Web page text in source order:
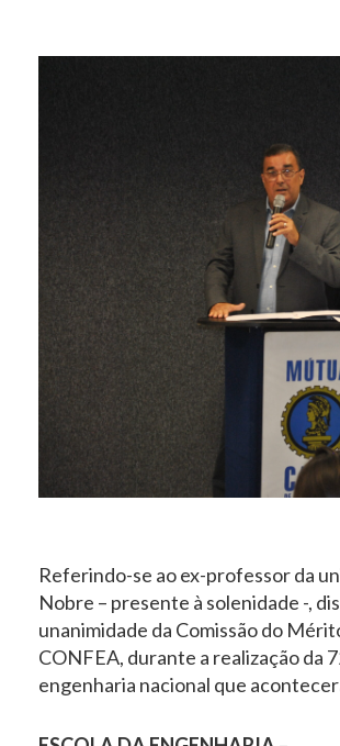
Referindo-se ao ex-professor da
Nobre – presente à solenidade -,
unanimidade da Comissão do
CONFEA, durante a realização da
engenharia nacional que